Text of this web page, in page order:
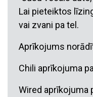
Lai pieteiktos
vai zvani pa tel.
Aprīkojums
Chili aprīkojuma
Wired aprīkojuma